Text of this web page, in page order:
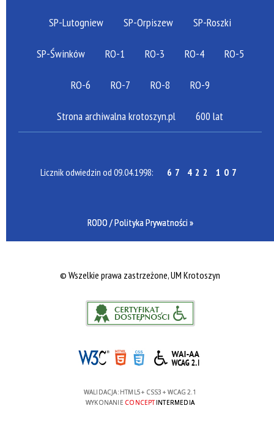
SP-Lutogniew SP-Orpiszew SP-Roszki
SP-Świnków RO-1 RO-3 RO-4 RO-5
RO-6 RO-7 RO-8 RO-9
Strona archiwalna krotoszyn.pl 600 lat
Licznik odwiedzin od 09.04.1998: 67 422 107
RODO / Polityka Prywatności »
© Wszelkie prawa zastrzeżone, UM Krotoszyn
WALIDACJA: HTML5+ CSS3 + WCAG 2.1
WYKONANIE CONCEPTINTERMEDIA